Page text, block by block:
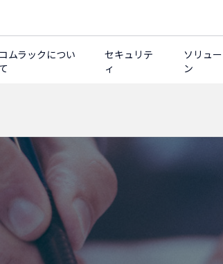
コムラックについ
て
セキュリテ
ィ
ソリュ
ン